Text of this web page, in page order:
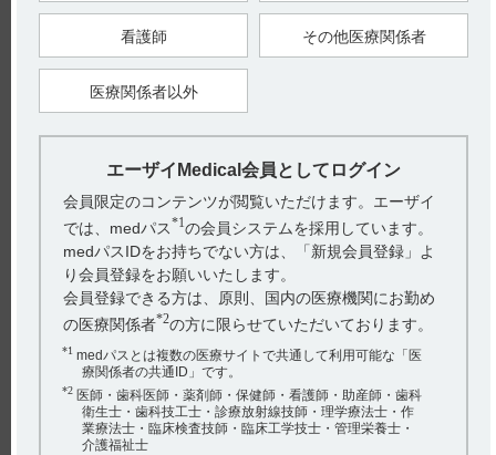
8.2 網膜剥離があらわれることがあるので、本剤投与中は定期
的に眼科検査を行うなど観察を十分に行うこと。また、眼の異
常が認められた場合には、速やかに医療機関を受診するよう患
者を指導すること。
（解説）（引用2）
8.1 本剤の臨床試験において、高リン血症が報告されているこ
ついて設定した。
8.2 本剤の臨床試験において、網膜剝離が報告されていること
から、未然防止を目的として定期的な眼科検査の実施について
●タスフィゴの適正使用情報は、下記サイトでも提供します。
https://medical.eisai.jp/products/tas/tas_t35
【引用】
1）タスフィゴ錠35mg電子添文 2024年11月改訂（第2版） 8. 重
要な基本的注意
2）タスフィゴ錠35mgインタビューフォーム 2024年11月改訂
（第2版） VIII. 安全性（使用上の注意等）に関する項目 5.
重要な基本的注意とその理由
【更新年月】
2025年1月
看護師 その他医療関係者
医療関係者以外
エーザイMedical会員としてログイン
会員限定のコンテンツが閲覧いただけます。エーザイ
では、medパス*1の会員システムを採用しています。
medパスIDをお持ちでない方は、「新規会員登録」よ
り会員登録をお願いいたします。
会員登録できる方は、原則、国内の医療機関にお勤め
の医療関係者*2の方に限らせていただいております。
*1 medパスとは複数の医療サイトで共通して利用可能な「医
療関係者の共通ID」です。
*2 医師・歯科医師・薬剤師・保健師・看護師・助産師・歯科
衛生士・歯科技工士・診療放射線技師・理学療法士・作
業療法士・臨床検査技師・臨床工学技士・管理栄養士・
介護福祉士